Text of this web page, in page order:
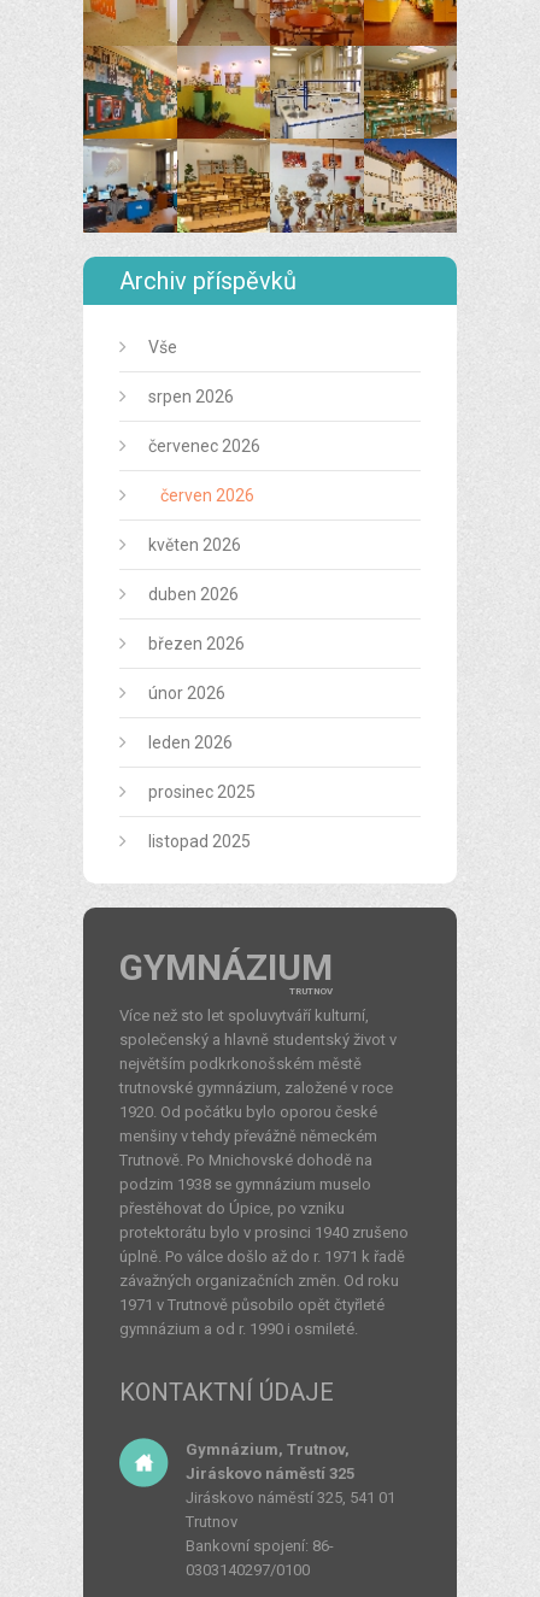
Archiv příspěvků
Vše
srpen 2026
červenec 2026
červen 2026
květen 2026
duben 2026
březen 2026
únor 2026
leden 2026
prosinec 2025
listopad 2025
GYMNÁZIUM
TRUTNOV
Více než sto let spoluvytváří kulturní,
společenský a hlavně studentský život v
největším podkrkonošském městě
trutnovské gymnázium, založené v roce
1920. Od počátku bylo oporou české
menšiny v tehdy převážně německém
Trutnově. Po Mnichovské dohodě na
podzim 1938 se gymnázium muselo
přestěhovat do Úpice, po vzniku
protektorátu bylo v prosinci 1940 zrušeno
úplně. Po válce došlo až do r. 1971 k řadě
závažných organizačních změn. Od roku
1971 v Trutnově působilo opět čtyřleté
gymnázium a od r. 1990 i osmileté.
KONTAKTNÍ ÚDAJE
Gymnázium, Trutnov,
Jiráskovo náměstí 325
Jiráskovo náměstí 325, 541 01
Trutnov
Bankovní spojení: 86-
0303140297/0100